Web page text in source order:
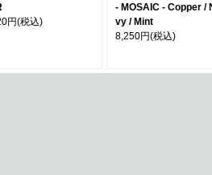
円(税込)
- MOSAIC - Copper /
vy / Mint
8,250円(税込)